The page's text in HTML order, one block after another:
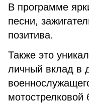
В программе
песни,
позитива.
Также это
личный вклад в